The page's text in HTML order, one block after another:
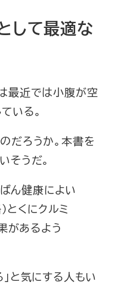
して最適な
最近では小腹が空
いる。
だろうか。本書を
そうだ。
ん健康によい
とくにクルミ
があるよう
」と気にする人もい